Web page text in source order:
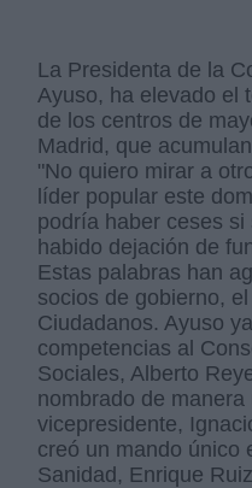
La Presidenta de la
Ayuso, ha elevado el
de los centros de
Madrid, que
"No quiero mirar a
líder popular este
podría haber ceses
habido dejación de
Estas palabras han
socios de gobierno,
Ciudadanos. Ayuso
competencias al
Sociales, Alberto
nombrado de
vicepresidente,
creó un mando único
Sanidad, Enrique